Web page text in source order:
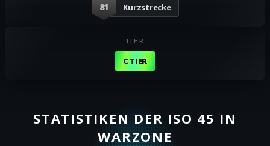
81 Kurzstrecke
TIER
C TIER
STATISTIKEN DER ISO 45 IN
WARZONE